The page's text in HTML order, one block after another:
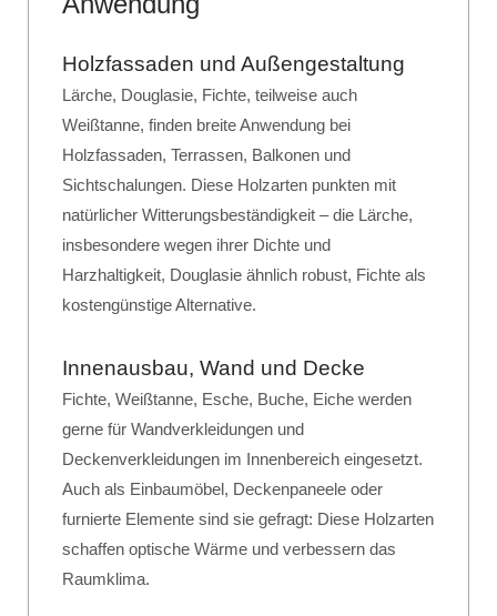
Holzfassaden und Außengestaltung
Lärche, Douglasie, Fichte, teilweise auch
Weißtanne, finden breite Anwendung bei
Holzfassaden, Terrassen, Balkonen und
Sichtschalungen. Diese Holzarten punkten mit
natürlicher Witterungsbeständigkeit – die Lärche,
insbesondere wegen ihrer Dichte und
Harzhaltigkeit, Douglasie ähnlich robust, Fichte als
kostengünstige Alternative.
Innenausbau, Wand und Decke
Fichte, Weißtanne, Esche, Buche, Eiche werden
gerne für Wandverkleidungen und
Deckenverkleidungen im Innenbereich eingesetzt.
Auch als Einbaumöbel, Deckenpaneele oder
furnierte Elemente sind sie gefragt: Diese Holzarten
schaffen optische Wärme und verbessern das
Raumklima.